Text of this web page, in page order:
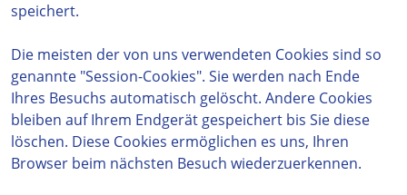
speichert.
Die meisten der von uns verwendeten Cookies sind so
genannte "Session-Cookies". Sie werden nach Ende
Ihres Besuchs automatisch gelöscht. Andere Cookies
bleiben auf Ihrem Endgerät gespeichert bis Sie diese
löschen. Diese Cookies ermöglichen es uns, Ihren
Browser beim nächsten Besuch wiederzuerkennen.